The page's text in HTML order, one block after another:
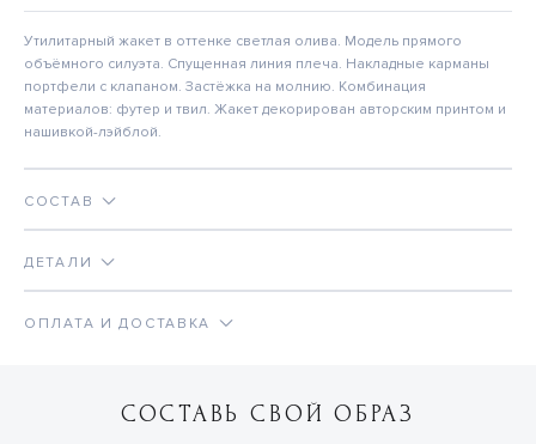
Утилитарный жакет в оттенке светлая олива. Модель прямого
объёмного силуэта. Спущенная линия плеча. Накладные карманы
портфели с клапаном. Застёжка на молнию. Комбинация
материалов: футер и твил. Жакет декорирован авторским принтом и
нашивкой-лэйблой.
СОСТАВ
ДЕТАЛИ
ОПЛАТА И ДОСТАВКА
СОСТАВЬ СВОЙ ОБРАЗ